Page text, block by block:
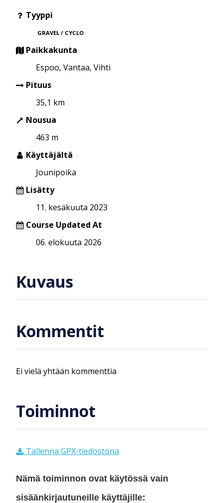
Tyyppi
GRAVEL / CYCLO
Paikkakunta
Espoo, Vantaa, Vihti
Pituus
35,1 km
Nousua
463 m
Käyttäjältä
Jounipoika
Lisätty
11. kesäkuuta 2023
Course Updated At
06. elokuuta 2026
Kuvaus
Kommentit
Ei vielä yhtään kommenttia
Toiminnot
Tallenna GPX-tiedostona
Nämä toiminnon ovat käytössä vain
sisäänkirjautuneille käyttäjille: